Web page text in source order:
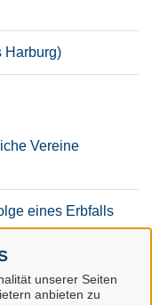
unserer Seiten
anbieten zu
Harburg)
Vereine
eines Erbfalls
in der EU zur
Stop-Shop